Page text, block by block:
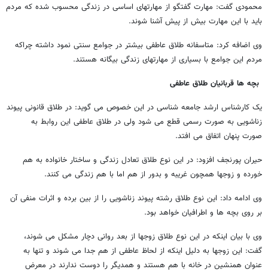
محمودی گفت: مهارت گفتگو از مهارتهای اساسی در زندگی محسوب شده که مردم
باید با این مهارت بیش از پیش آشنا شوند.
وی اضافه کرد: متاسفانه طلاق عاطفی بیشتر در جوامع سنتی نمود داشته چراکه
مردم این جوامع با بسیاری از مهارتهای زندگی بیگانه هستند.
بچه ها قربانیان طلاق عاطفی
یک کارشناس ارشد جامعه شناسی در این خصوص می گوید: در طلاق قانونی پیوند
زناشویی به صورت رسمی قطع می شود ولی در طلاق عاطفی این روابط به
صورت پنهان اتفاق می افتد.
حیران پورنجف افزود: در این نوع طلاق تعادل زندگی و ساختار خانواده به هم
خورده و زوجها همچون غریبه و بدور از هم اما با هم زندگی می کنند.
وی ادامه داد: این نوع طلاق رشته پیوند زناشویی را از بین برده و اثرات منفی آن
بر روی بچه ها و اطرافیان خواهد بود.
وی با بیان اینکه در این نوع طلاق زوجها از بعد روانی دچار مشکل می شوند،
گفت: این زوجها به دلیل اینکه از لحاظ عاطفی از هم جدا می شوند و تنها به
عنوان همنشین در خانه با هم هستند و همدیگر را دوست ندارند در معرض